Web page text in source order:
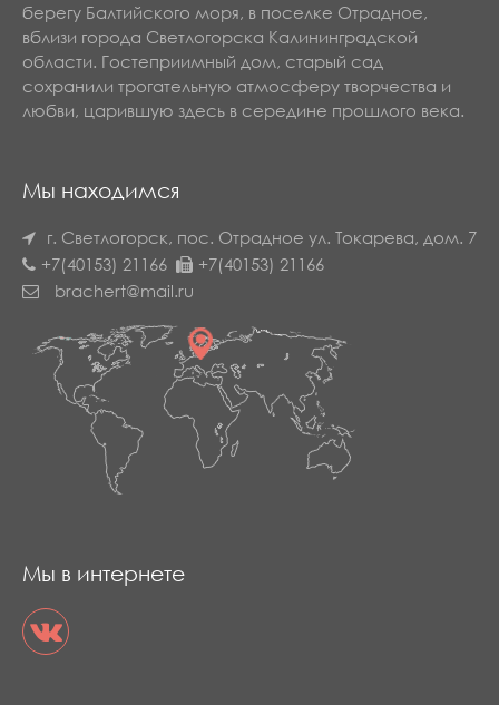
берегу Балтийского моря, в поселке Отрадное,
вблизи города Светлогорска Калининградской
области. Гостеприимный дом, старый сад
сохранили трогательную атмосферу творчества и
любви, царившую здесь в середине прошлого века.
Мы находимся
г. Светлогорск, пос. Отрадное ул. Токарева, дом. 7
+7(40153) 21166
+7(40153) 21166
brachert@mail.ru
Мы в интернете